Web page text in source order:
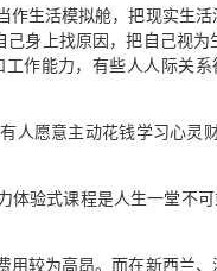
生活模拟舱，把现实生
身上找原因，把自己视
作能力，有些人人际关
人愿意主动花钱学习心
验式课程是人生一堂不
较为高昂。而在新西兰